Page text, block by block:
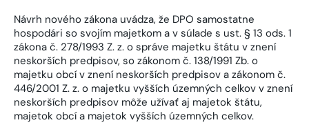
Návrh nového zákona uvádza, že DPO samostatne
hospodári so svojím majetkom a v súlade s ust. § 13 ods. 1
zákona č. 278/1993 Z. z. o správe majetku štátu v znení
neskorších predpisov, so zákonom č. 138/1991 Zb. o
majetku obcí v znení neskorších predpisov a zákonom č.
446/2001 Z. z. o majetku vyšších územných celkov v znení
neskorších predpisov môže užívať aj majetok štátu,
majetok obcí a majetok vyšších územných celkov.